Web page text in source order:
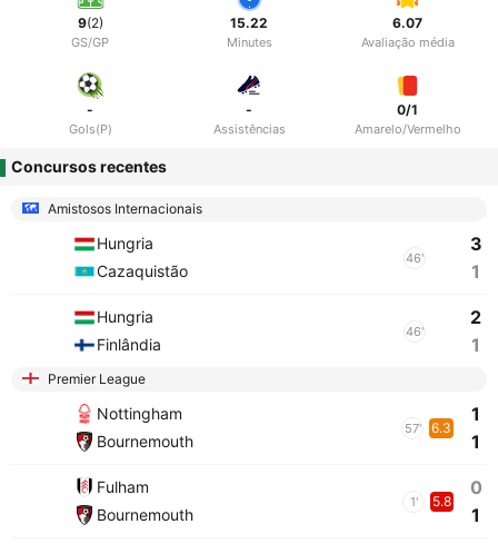
9(2)
GS/GP
15.22
Minutes
6.07
Avaliação média
-
Gols(P)
-
Assistências
0/1
Amarelo/Vermelho
Concursos recentes
Amistosos Internacionais
Hungria
Cazaquistão
46'
3
1
Hungria
Finlândia
46'
2
1
Premier League
Nottingham
Bournemouth
57' 6.3
1
1
Fulham
Bournemouth
1' 5.8
0
1